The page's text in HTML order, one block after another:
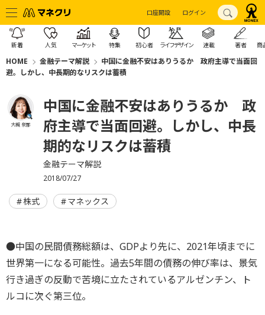
口座開設 ログイン
新着 人気 マーケット 特集 初心者 ライフデザイン 連載 著者 商
HOME 金融テーマ解説
中国に金融不安はありうるか 政府主導で当面回
避。しかし、中長期的なリスクは蓄積
大槻 奈那
中国に金融不安はありうるか 政
府主導で当面回避。しかし、中長
期的なリスクは蓄積
金融テーマ解説
2018/07/27
株式 マネックス
●中国の民間債務総額は、GDPより先に、2021年頃までに
世界第一になる可能性。過去5年間の債務の伸び率は、景気
行き過ぎの反動で苦境に立たされているアルゼンチン、ト
ルコに次ぐ第三位。